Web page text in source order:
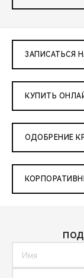
ЗАПИСАТЬСЯ
КУПИТЬ
ОДОБРЕНИЕ